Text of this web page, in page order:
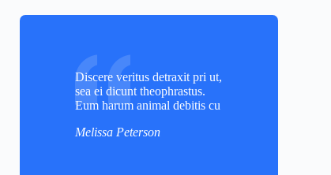
Discere veritus detraxit pri ut,
sea ei dicunt theophrastus.
Eum harum animal debitis cu
Melissa Peterson